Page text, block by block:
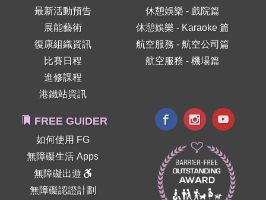
最新活動預告
展能藝術
復康組織資訊
比賽日程
進修課程
港鐵站資訊
休憩娛樂 - 戲院篇
休憩娛樂 - Karaoke 篇
航空服務 - 航空公司篇
航空服務 - 機場篇
FREE GUIDER
如何使用 FG
無障礙生活 Apps
無障礙出遊
無障礙認證計劃